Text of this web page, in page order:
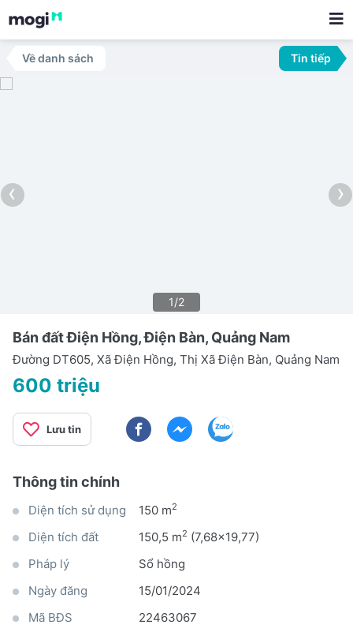
Về danh sách Tin tiếp
‹ ›
1/2
Bán đất Điện Hồng, Điện Bàn, Quảng Nam
Đường DT605, Xã Điện Hồng, Thị Xã Điện Bàn, Quảng Nam
600 triệu
Lưu tin
Thông tin chính
Diện tích sử dụng 150 m2
Diện tích đất 150,5 m2 (7,68x19,77)
Pháp lý
Sổ hồng
Ngày đăng
15/01/2024
Mã BĐS
22463067